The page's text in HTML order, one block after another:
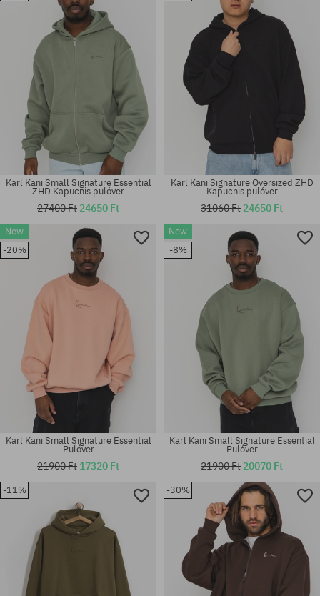
Elérhető méretek:
S; M; L
Elérhető méretek:
S; M; L
Elérhető méretek:
Karl Kani Small Signature Essential
ZHD Kapucnis pulóver
27400 Ft 24650 Ft
Elérhető méretek:
S; M; L; XL
Karl Kani Signature Oversized ZHD
Kapucnis pulóver
31060 Ft 24650 Ft
New
-20%
Karl Kani Small Signature Essential
Pulóver
21900 Ft 17320 Ft
New
-8%
Karl Kani Small Signature Essential
Pulóver
21900 Ft 20070 Ft
-11% -30%